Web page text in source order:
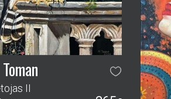
Nina
Sielos